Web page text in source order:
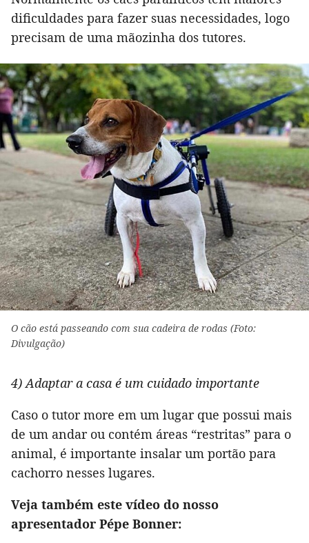
dificuldades para fazer suas necessidades, logo
precisam de uma mãozinha dos tutores.
O cão está passeando com sua cadeira de rodas (Foto:
Divulgação)
4) Adaptar a casa é um cuidado importante
Caso o tutor more em um lugar que possui mais
de um andar ou contém áreas “restritas” para o
animal, é importante insalar um portão para
cachorro nesses lugares.
Veja também este vídeo do nosso
apresentador Pépe Bonner: